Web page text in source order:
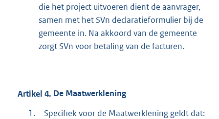
die het project uitvoeren dient de aanvrager,
samen met het SVn declaratieformulier bij de
gemeente in. Na akkoord van de gemeente
zorgt SVn voor betaling van de facturen.
Artikel 4. De Maatwerklening
1.
Specifiek voor de Maatwerklening geldt dat: